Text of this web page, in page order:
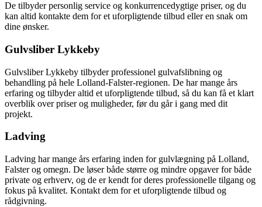
De tilbyder personlig service og konkurrencedygtige priser, og du
kan altid kontakte dem for et uforpligtende tilbud eller en snak om
dine ønsker.
Gulvsliber Lykkeby
Gulvsliber Lykkeby tilbyder professionel gulvafslibning og
behandling på hele Lolland-Falster-regionen. De har mange års
erfaring og tilbyder altid et uforpligtende tilbud, så du kan få et klart
overblik over priser og muligheder, før du går i gang med dit
projekt.
Ladving
Ladving har mange års erfaring inden for gulvlægning på Lolland,
Falster og omegn. De løser både større og mindre opgaver for både
private og erhverv, og de er kendt for deres professionelle tilgang og
fokus på kvalitet. Kontakt dem for et uforpligtende tilbud og
rådgivning.